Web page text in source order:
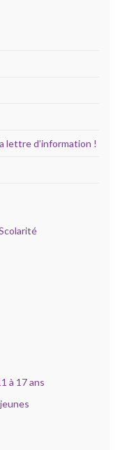
lettre d’information !
à 17 ans